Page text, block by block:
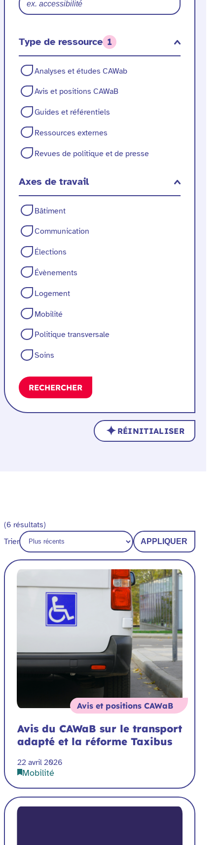
Type de ressource 1
Type
de
ressource
Analyses et études CAWab
Avis et positions CAWaB
Guides et référentiels
Ressources externes
Revues de politique et de presse
Axes de travail
Axes
de
travail
Bâtiment
Communication
Élections
Évènements
Logement
Mobilité
Politique transversale
Soins
RECHERCHER
RÉINITIALISER
(6 résultats)
Trier
APPLIQUER
Avis et positions CAWaB
Avis du CAWaB sur le transport
adapté et la réforme Taxibus
22 avril 2026
Mobilité